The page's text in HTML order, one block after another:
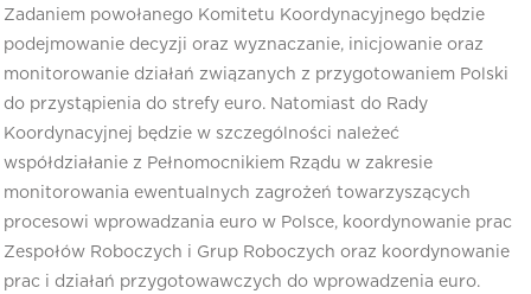
Zadaniem powołanego Komitetu Koordynacyjnego będzie
podejmowanie decyzji oraz wyznaczanie, inicjowanie oraz
monitorowanie działań związanych z przygotowaniem Polski
do przystąpienia do strefy euro. Natomiast do Rady
Koordynacyjnej będzie w szczególności należeć
współdziałanie z Pełnomocnikiem Rządu w zakresie
monitorowania ewentualnych zagrożeń towarzyszących
procesowi wprowadzania euro w Polsce, koordynowanie prac
Zespołów Roboczych i Grup Roboczych oraz koordynowanie
prac i działań przygotowawczych do wprowadzenia euro.